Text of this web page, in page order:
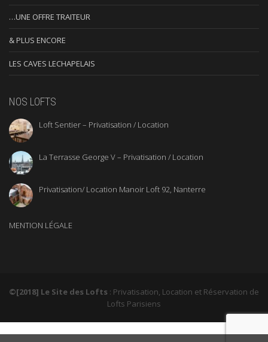
…UNE OFFRE TRAITEUR
& PLUS ENCORE
LES CAVES LECHAPELAIS
NOS LOFTS
Loft Sentier – Privatisation / Location
La Terrasse George V – Privatisation / Location
Privatisation/ Location Manoir Loft 92, Nanterre
MENTION LÉGALE
©[2018] Le Site des Lofts : Privatisation, Location et Réservation de
Lofts Parisiens